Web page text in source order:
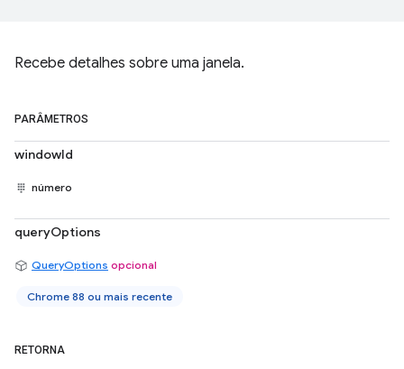
Recebe detalhes sobre uma janela.
PARÂMETROS
windowId
número
queryOptions
QueryOptions opcional
Chrome 88 ou mais recente
RETORNA